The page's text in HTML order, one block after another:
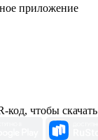
приложение
код, чтобы скачать